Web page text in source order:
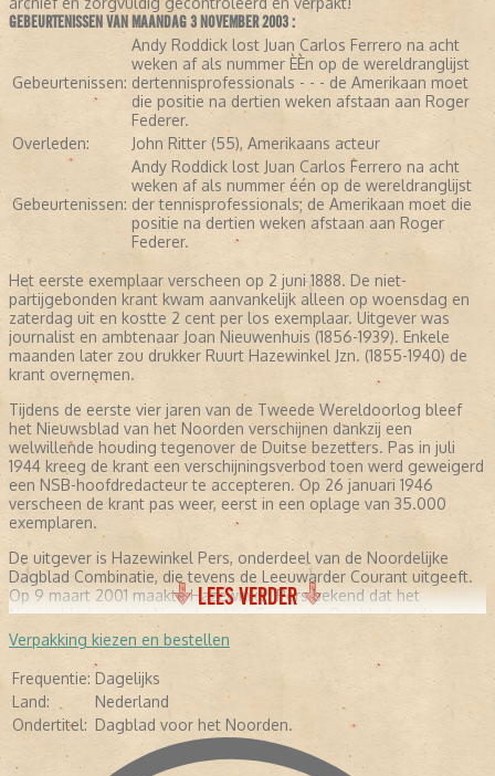
GEBEURTENISSEN VAN MAANDAG 3 NOVEMBER 2003 :
Gebeurtenissen:
Andy Roddick lost Juan Carlos Ferrero na acht
weken af als nummer ÈÈn op de wereldranglijst
dertennisprofessionals - - - de Amerikaan moet
die positie na dertien weken afstaan aan Roger
Federer.
Overleden:
John Ritter (55), Amerikaans acteur
Gebeurtenissen:
Andy Roddick lost Juan Carlos Ferrero na acht
weken af als nummer één op de wereldranglijst
der tennisprofessionals; de Amerikaan moet die
positie na dertien weken afstaan aan Roger
Federer.
Het eerste exemplaar verscheen op 2 juni 1888. De niet-
partijgebonden krant kwam aanvankelijk alleen op woensdag en
zaterdag uit en kostte 2 cent per los exemplaar. Uitgever was
journalist en ambtenaar Joan Nieuwenhuis (1856-1939). Enkele
maanden later zou drukker Ruurt Hazewinkel Jzn. (1855-1940) de
krant overnemen.
Tijdens de eerste vier jaren van de Tweede Wereldoorlog bleef
het Nieuwsblad van het Noorden verschijnen dankzij een
welwillende houding tegenover de Duitse bezetters. Pas in juli
1944 kreeg de krant een verschijningsverbod toen werd geweigerd
een NSB-hoofdredacteur te accepteren. Op 26 januari 1946
verscheen de krant pas weer, eerst in een oplage van 35.000
exemplaren.
De uitgever is Hazewinkel Pers, onderdeel van de Noordelijke
Dagblad Combinatie, die tevens de Leeuwarder Courant uitgeeft.
Op 9 maart 2001 maakte Hazewinkel Pers bekend dat het
Nieuwsblad van het Noorden, Het Groninger Dagblad en de
Drentse Courant worden samengevoegd tot één ochtendblad. Op
1 april 2002 verschijnt de nieuwe krant voor het eerst onder de
naam Dagblad van het Noorden
LEES VERDER
Verpakking kiezen en bestellen
Frequentie: Dagelijks
Land:
Nederland
Ondertitel: Dagblad voor het Noorden.